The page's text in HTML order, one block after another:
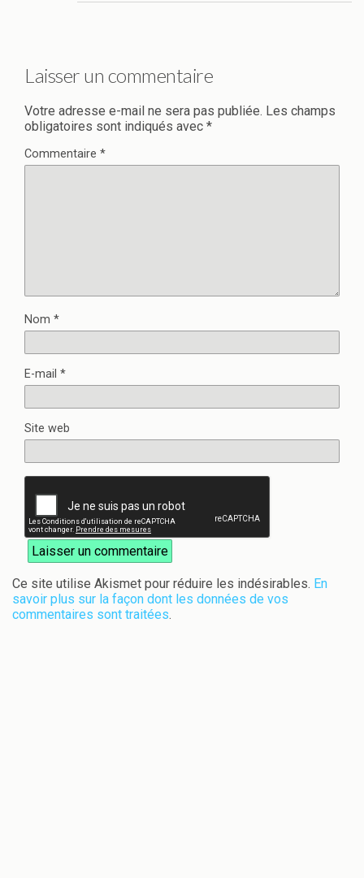
Laisser un commentaire
Votre adresse e-mail ne sera pas publiée. Les champs
obligatoires sont indiqués avec *
Commentaire *
Nom *
E-mail *
Site web
Ce site utilise Akismet pour réduire les indésirables. En
savoir plus sur la façon dont les données de vos
commentaires sont traitées.